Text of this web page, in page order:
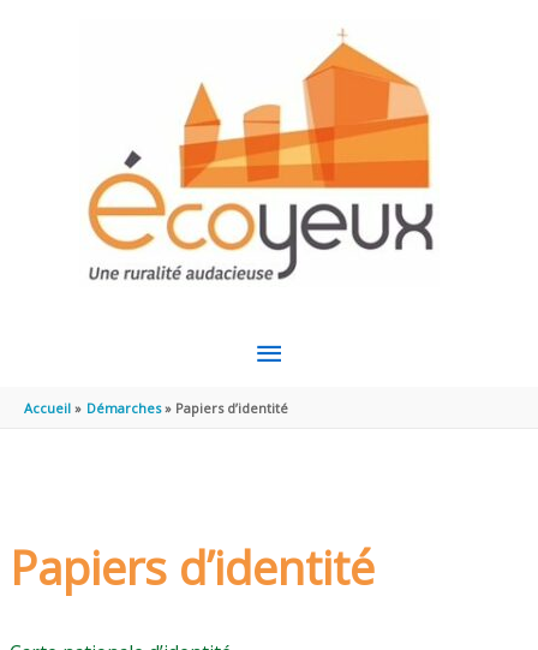
MENU
PRINCIPAL
Accueil Démarches Papiers d’identité
Papiers d’identité